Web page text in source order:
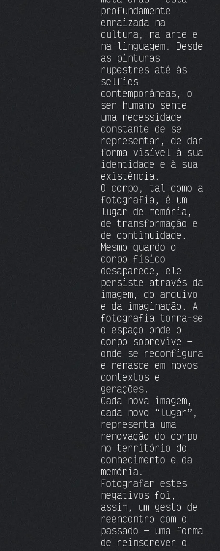
profundamente
enraizada na
cultura, na arte e
na linguagem. Desde
as pinturas
rupestres até às
selfies
contemporâneas, o
ser humano sente
uma necessidade
constante de se
representar, de dar
forma visível à sua
identidade e à sua
existência.
O corpo, tal como a
fotografia, é um
lugar de memória,
de transformação e
de continuidade.
Mesmo quando o
corpo físico
desaparece, ele
persiste através da
imagem, do arquivo
e da imaginação. A
fotografia torna-se
o espaço onde o
corpo sobrevive —
onde se reconfigura
e renasce em novos
contextos e
gerações.
Cada nova imagem,
cada novo “lugar”,
representa uma
renovação do corpo
no território do
conhecimento e da
memória.
Fotografar estes
negativos foi,
assim, um gesto de
reencontro com o
passado — uma forma
de reinscrever o